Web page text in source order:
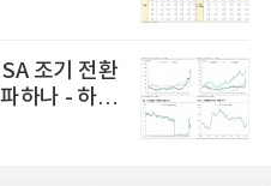
조기 전환
하나 - 하나